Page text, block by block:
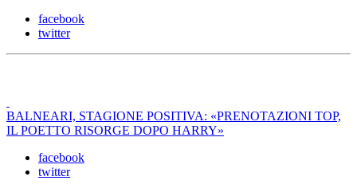
facebook
twitter
BALNEARI, STAGIONE POSITIVA: «PRENOTAZIONI TOP,
IL POETTO RISORGE DOPO HARRY»
facebook
twitter